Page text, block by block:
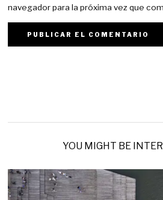
navegador para la próxima vez que
YOU MIGHT BE